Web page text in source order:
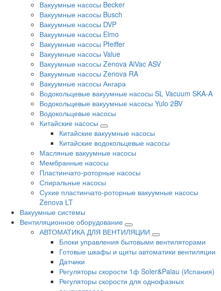
Вакуумные насосы Becker
Вакуумные насосы Busch
Вакуумные насосы DVP
Вакуумные насосы Elmo
Вакуумные насосы Pfeiffer
Вакуумные насосы Value
Вакуумные насосы Zenova AiVac ASV
Вакуумные насосы Zenova RA
Вакуумные насосы Ангара
Водокольцевые вакуумные насосы SL Vacuum SKA-A
Водокольцевые вакуумные насосы Yulo 2BV
Водокольцевые насосы
Китайские насосы
Китайские вакуумные насосы
Китайские водокольцевые насосы
Масляные вакуумные насосы
Мембранные насосы
Пластинчато-роторные насосы
Спиральные насосы
Сухие пластинчато-роторные вакуумные насосы
Zenova LT
Вакуумные системы
Вентиляционное оборудование
АВТОМАТИКА ДЛЯ ВЕНТИЛЯЦИИ
Блоки управления бытовыми вентиляторами
Готовые шкафы и щиты автоматики вентиляции
Датчики
Регуляторы скорости 1ф Soler&Palau (Испания)
Регуляторы скорости для однофазных